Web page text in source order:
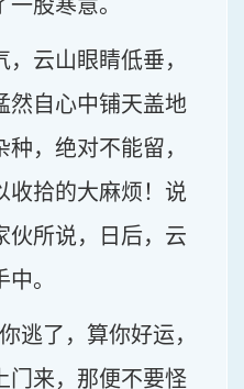
股寒意。
云山眼睛低垂，
然自心中铺天盖地
，绝对不能留，
收拾的大麻烦！说
伙所说，日后，云
。
逃了，算你好运，
门来，那便不要怪